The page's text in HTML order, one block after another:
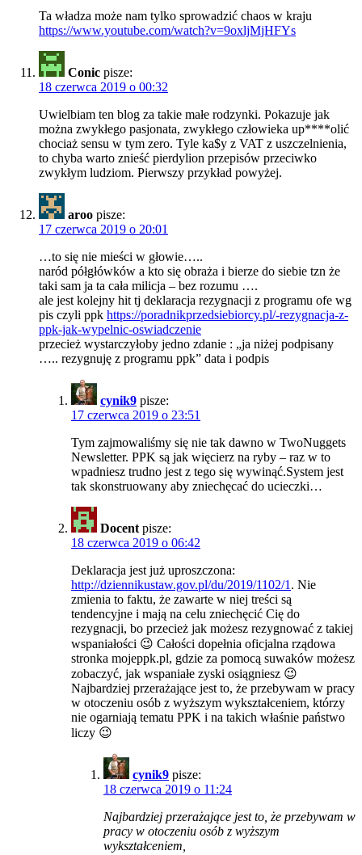
Ta władza może nam tylko sprowadzić chaos w kraju
https://www.youtube.com/watch?v=9oxljMjHFYs
Conic pisze:
18 czerwca 2019 o 00:32
Uwielbiam ten blog za takie małe rodzynki. Pokazuje jak
można zwykłego pasjonata, zwykłego człowieka up****olić
chociaż sensu w tym zero. Tyle ka$y z VAT z uszczelnienia,
to chyba warto znieść pierdylion przepisów przeciwko
zwykłym ludziom. Pierwszy przykład powyżej.
aroo pisze:
17 czerwca 2019 o 20:01
…to się nie mieści w głowie…..
naród półgłówków a kto się obraża i bierze do siebie tzn że
taki sam ja ta cała milicja – bez rozumu ….
ale jest kolejny hit tj deklaracja rezygnacji z programu ofe wg
pis czyli ppk https://poradnikprzedsiebiorcy.pl/-rezygnacja-z-
ppk-jak-wypelnic-oswiadczenie
przecież wystarczyłoby jedno zdanie : „ja niżej podpisany
….. rezygnuję z programu ppk” data i podpis
cynik9 pisze:
17 czerwca 2019 o 23:51
Tym zajmowaliśmy się nie tak dawno w TwoNuggets
Newsletter. PPK są jak więcierz na ryby – raz w to
wpadniesz trudno jest z tego się wywinąć.System jest
tak skonstruowany aby zniechęcać do ucieczki…
Docent pisze:
18 czerwca 2019 o 06:42
Deklaracja jest już uproszczona:
http://dziennikustaw.gov.pl/du/2019/1102/1. Nie
zmienia to faktu, że zawarte w niej treści są
tendencyjne i mają na celu zniechęcić Cię do
rezygnacji, bo przecież jak możesz rezygnować z takiej
wspaniałości 😉 Całości dopełnia oficjalna rządowa
stronka mojeppk.pl, gdzie za pomocą suwaków możesz
zobaczyć, jak wspaniałe zyski osiągniesz 😉
Najbardziej przerażające jest to, że przebywam w pracy
w otoczeniu osób z wyższym wykształceniem, którzy
nie ogarniają tematu PPK i na takich właśnie państwo
liczy 😉
cynik9 pisze:
18 czerwca 2019 o 11:24
Najbardziej przerażające jest to, że przebywam w
pracy w otoczeniu osób z wyższym
wykształceniem,